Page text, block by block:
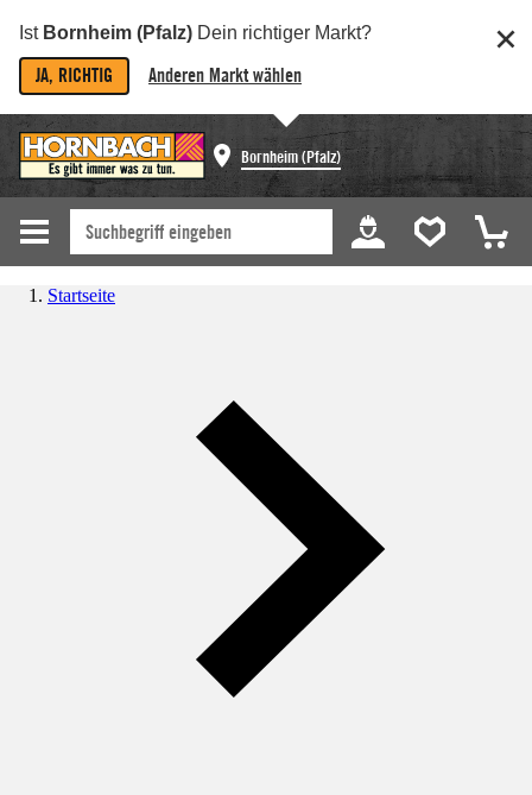
Ist Bornheim (Pfalz) Dein richtiger Markt?
JA, RICHTIG Anderen Markt wählen
Bornheim (Pfalz)
Startseite